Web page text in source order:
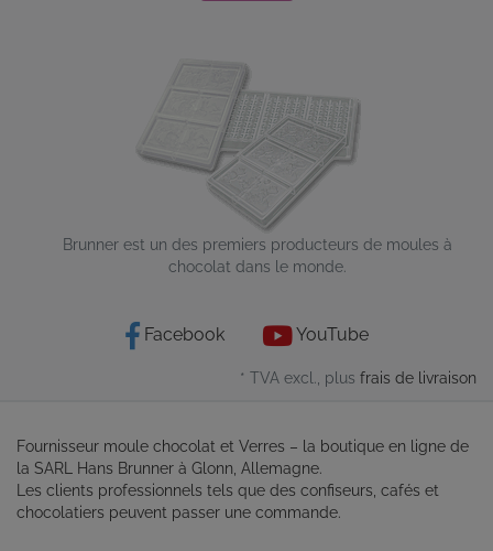
Brunner est un des premiers producteurs de moules à
chocolat dans le monde.
Facebook YouTube
* TVA excl., plus frais de livraison
Fournisseur moule chocolat et Verres – la boutique en ligne de
la SARL Hans Brunner à Glonn, Allemagne.
Les clients professionnels tels que des confiseurs, cafés et
chocolatiers peuvent passer une commande.